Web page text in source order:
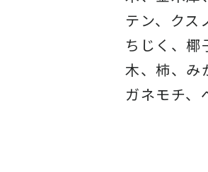
テン、クス
ちじく、椰
木、柿、み
ガネモチ、